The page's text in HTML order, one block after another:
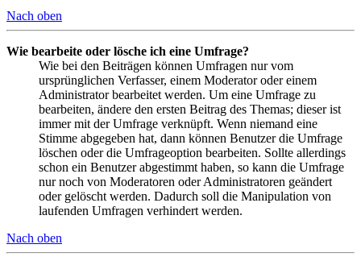
Nach oben
Wie bearbeite oder lösche ich eine Umfrage?
Wie bei den Beiträgen können Umfragen nur vom
ursprünglichen Verfasser, einem Moderator oder einem
Administrator bearbeitet werden. Um eine Umfrage zu
bearbeiten, ändere den ersten Beitrag des Themas; dieser ist
immer mit der Umfrage verknüpft. Wenn niemand eine
Stimme abgegeben hat, dann können Benutzer die Umfrage
löschen oder die Umfrageoption bearbeiten. Sollte allerdings
schon ein Benutzer abgestimmt haben, so kann die Umfrage
nur noch von Moderatoren oder Administratoren geändert
oder gelöscht werden. Dadurch soll die Manipulation von
laufenden Umfragen verhindert werden.
Nach oben